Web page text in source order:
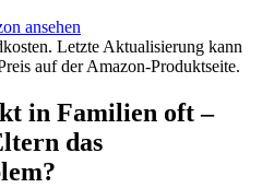
ansehen
Letzte Aktualisierung kann
auf der Amazon-Produktseite.
in Familien oft –
das